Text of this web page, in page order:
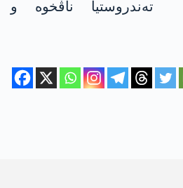
تەندروستیا ناڤخوە و